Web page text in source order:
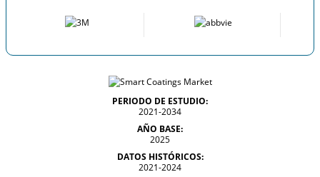
PERIODO DE ESTUDIO:
2021-2034
AÑO BASE:
2025
DATOS HISTÓRICOS:
2021-2024